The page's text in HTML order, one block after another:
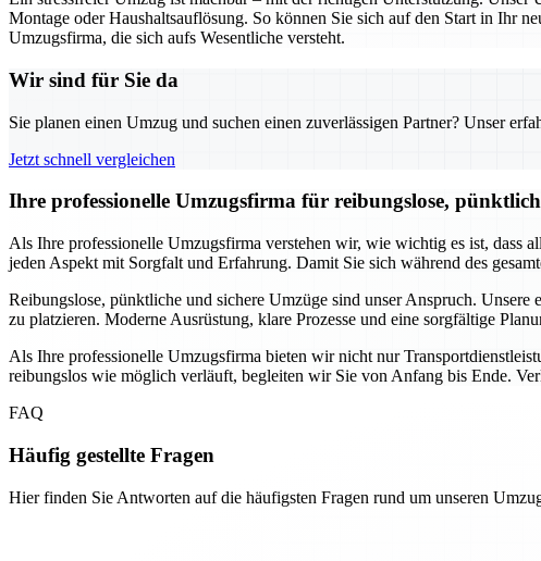
Montage oder Haushaltsauflösung. So können Sie sich auf den Start in Ihr
Umzugsfirma, die sich aufs Wesentliche versteht.
Wir sind für Sie da
Sie planen einen Umzug und suchen einen zuverlässigen Partner? Unser
Jetzt schnell vergleichen
Ihre professionelle Umzugsfirma für reibungslose,
Als Ihre professionelle Umzugsfirma verstehen wir, wie wichtig es ist, dass
jeden Aspekt mit Sorgfalt und Erfahrung. Damit Sie sich während des
Reibungslose, pünktliche und sichere Umzüge sind unser Anspruch.
zu platzieren. Moderne Ausrüstung, klare Prozesse und eine sorgfältige
Als Ihre professionelle Umzugsfirma bieten wir nicht nur
reibungslos wie möglich verläuft, begleiten wir Sie von Anfang bis Ende.
FAQ
Häufig gestellte Fragen
Hier finden Sie Antworten auf die häufigsten Fragen rund um unseren